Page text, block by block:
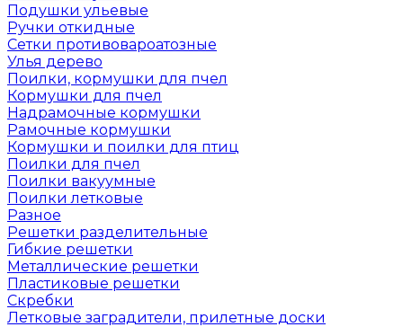
Подушки ульевые
Ручки откидные
Сетки противовароатозные
Улья дерево
Поилки, кормушки для пчел
Кормушки для пчел
Надрамочные кормушки
Рамочные кормушки
Кормушки и поилки для птиц
Поилки для пчел
Поилки вакуумные
Поилки летковые
Разное
Решетки разделительные
Гибкие решетки
Металлические решетки
Пластиковые решетки
Скребки
Летковые заградители, прилетные доски